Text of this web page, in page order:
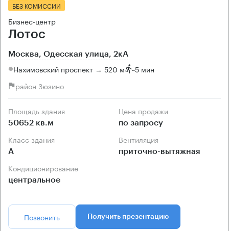
БЕЗ КОМИССИИ
Бизнес-центр
Лотос
Москва, Одесская улица, 2кА
Нахимовский проспект → 520 м ~5 мин
район Зюзино
Площадь здания
50652 кв.м
Цена продажи
по запросу
Класс здания
А
Вентиляция
приточно-вытяжная
Кондиционирование
центральное
Позвонить Получить презентацию